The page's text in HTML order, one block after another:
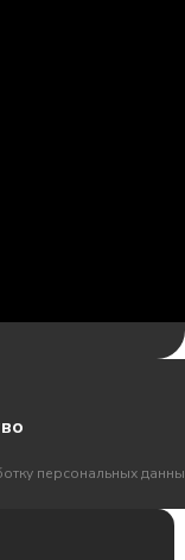
персональных